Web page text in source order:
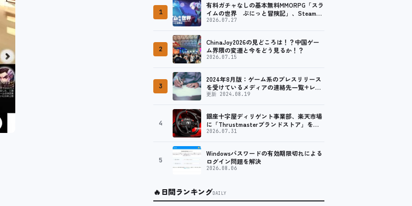
1
有料ガチャなしの基本無料MMORPG「スラ
イムの世界 ぷにっと冒険記」、Steam向
けの無料体験版が8月末に配信決定
2026.07.27
2
ChinaJoy2026の見どころは！？中国ゲー
ム界隈の変遷と今をどう見るか！？
2026.07.15
3
2024年8月版：ゲーム系のプレスリリース
を受けているメディアの連絡先一覧+レビ
ュー依頼先一覧
更新 2024.08.19
4
銀座十字屋ディリゲント事業部、楽天市場
に「Thrustmasterブランドストア」をオ
ープン。記念キャンペーンでポイントアッ
ローラーを中心に、幅広くラインナップ
2026.07.31
5
Windowsパスワードの有効期限切れによる
ログイン問題を解決
2026.08.06
🔥日間ランキングDAILY